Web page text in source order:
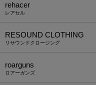
rehacer
レアセル
RESOUND CLOTHING
リサウンドクロージング
roarguns
ロアーガンズ